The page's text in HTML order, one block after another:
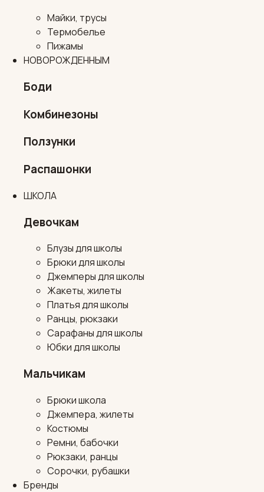
Майки, трусы
Термобелье
Пижамы
НОВОРОЖДЕННЫМ
Боди
Комбинезоны
Ползунки
Распашонки
ШКОЛА
Девочкам
Блузы для школы
Брюки для школы
Джемперы для школы
Жакеты, жилеты
Платья для школы
Ранцы, рюкзаки
Сарафаны для школы
Юбки для школы
Мальчикам
Брюки школа
Джемпера, жилеты
Костюмы
Ремни, бабочки
Рюкзаки, ранцы
Сорочки, рубашки
Бренды